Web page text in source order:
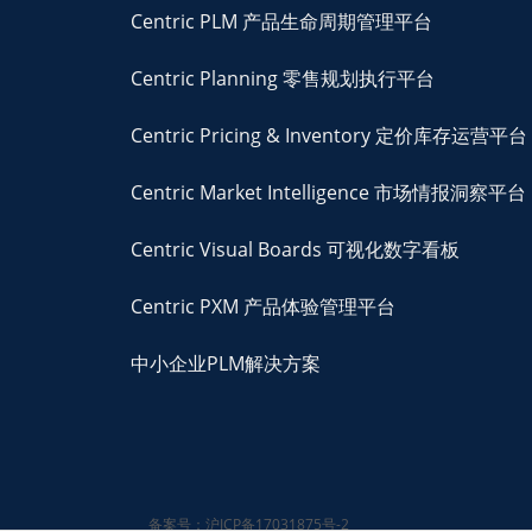
Centric PLM 产品生命周期管理平台
Centric Planning 零售规划执行平台
Centric Pricing & Inventory 定价库存运营平台
Centric Market Intelligence 市场情报洞察平台
Centric Visual Boards 可视化数字看板
Centric PXM 产品体验管理平台
中小企业PLM解决方案
备案号：沪ICP备17031875号-2